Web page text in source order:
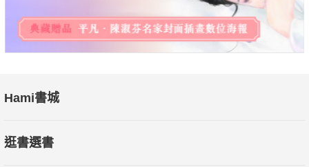
Hami書城
逛書選書